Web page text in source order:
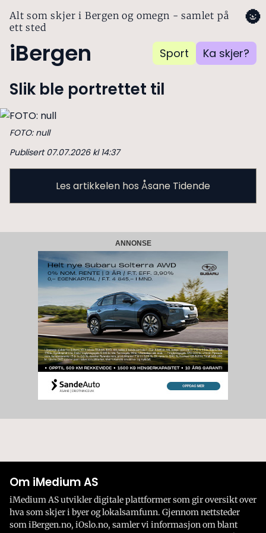
Alt som skjer i Bergen og omegn - samlet på
ett sted
iBergen Sport Ka skjer?
🌚
Slik ble portrettet til
FOTO: null
Publisert 07.07.2026 kl 14:37
Les artikkelen hos Åsane Tidende
ANNONSE
Om iMedium AS
iMedium AS utvikler digitale plattformer som gir oversikt over
hva som skjer i byer og lokalsamfunn. Gjennom nettsteder
som iBergen.no, iOslo.no, samler vi informasjon om blant